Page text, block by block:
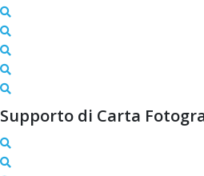
Supporto di Carta